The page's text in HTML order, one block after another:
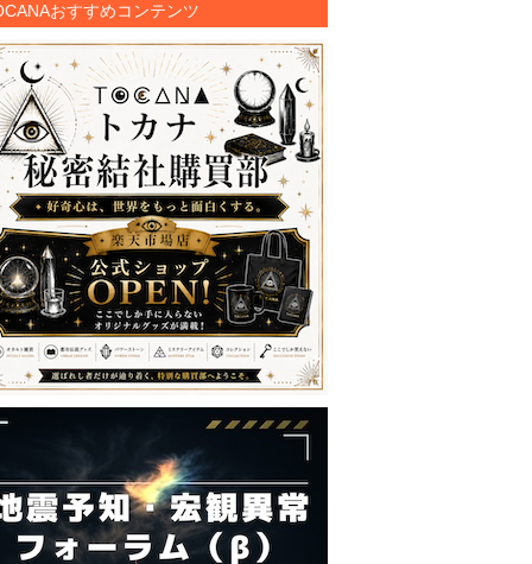
おすすめコンテンツ